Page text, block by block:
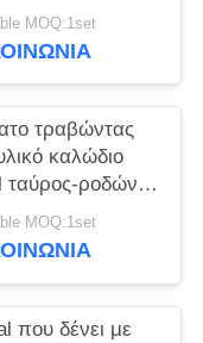
φρένων
ροδών
MOQ:1set
τραβώντας
καλώδιο
ταύρος-ροδών
που δένει με
τον εξοπλισμό
MOQ:1set
που δένει με